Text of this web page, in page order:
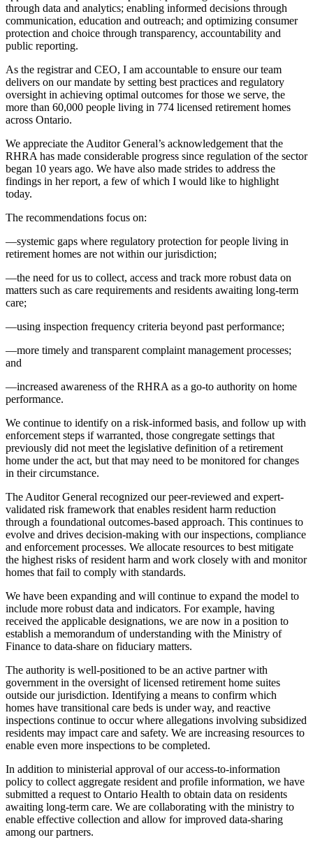
through data and analytics; enabling informed decisions through
communication, education and outreach; and optimizing consumer
protection and choice through transparency, accountability and
public reporting.
As the registrar and CEO, I am accountable to ensure our team
delivers on our mandate by setting best practices and regulatory
oversight in achieving optimal outcomes for those we serve, the
more than 60,000 people living in 774 licensed retirement homes
across Ontario.
We appreciate the Auditor General’s acknowledgement that the
RHRA has made considerable progress since regulation of the sector
began 10 years ago. We have also made strides to address the
findings in her report, a few of which I would like to highlight
today.
The recommendations focus on:
—systemic gaps where regulatory protection for people living in
retirement homes are not within our jurisdiction;
—the need for us to collect, access and track more robust data on
matters such as care requirements and residents awaiting long-term
care;
—using inspection frequency criteria beyond past performance;
—more timely and transparent complaint management processes;
and
—increased awareness of the RHRA as a go-to authority on home
performance.
We continue to identify on a risk-informed basis, and follow up with
enforcement steps if warranted, those congregate settings that
previously did not meet the legislative definition of a retirement
home under the act, but that may need to be monitored for changes
in their circumstance.
The Auditor General recognized our peer-reviewed and expert-
validated risk framework that enables resident harm reduction
through a foundational outcomes-based approach. This continues to
evolve and drives decision-making with our inspections, compliance
and enforcement processes. We allocate resources to best mitigate
the highest risks of resident harm and work closely with and monitor
homes that fail to comply with standards.
We have been expanding and will continue to expand the model to
include more robust data and indicators. For example, having
received the applicable designations, we are now in a position to
establish a memorandum of understanding with the Ministry of
Finance to data-share on fiduciary matters.
The authority is well-positioned to be an active partner with
government in the oversight of licensed retirement home suites
outside our jurisdiction. Identifying a means to confirm which
homes have transitional care beds is under way, and reactive
inspections continue to occur where allegations involving subsidized
residents may impact care and safety. We are increasing resources to
enable even more inspections to be completed.
In addition to ministerial approval of our access-to-information
policy to collect aggregate resident and profile information, we have
submitted a request to Ontario Health to obtain data on residents
awaiting long-term care. We are collaborating with the ministry to
enable effective collection and allow for improved data-sharing
among our partners.